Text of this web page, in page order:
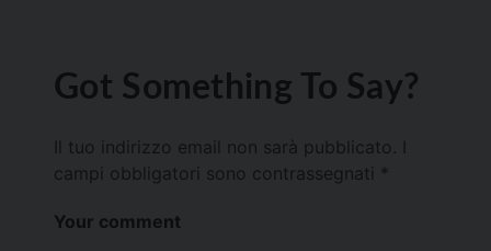
Got Something To Say?
Il tuo indirizzo email non sarà pubblicato.
campi obbligatori sono contrassegnati *
Your comment